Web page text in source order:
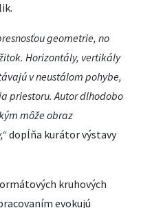
geometrie, no
Horizontály, vertikály
v neustálom pohybe,
priestoru. Autor dlhodobo
môže obraz
“dopĺňa kurátor výstavy
kruhových
evokujú